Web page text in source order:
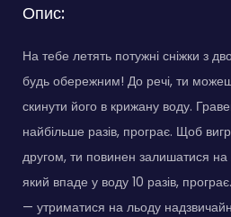
Опис:
На тебе летять потужні сніжки з
будь обережним! До речі, ти
скинути його в крижану воду.
найбільше разів, програє. Щоб
другом, ти повинен залишатися
який впаде у воду 10 разів,
— утриматися на льоду